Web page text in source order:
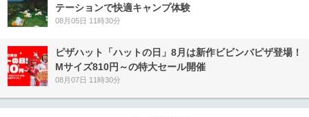
テーションで快適キャンプ体験
08月05日 11時30分
ピザハット「ハットの日」8月は新作ビビンバピザ登場！
Mサイズ810円～の特大セール開催
08月07日 11時30分